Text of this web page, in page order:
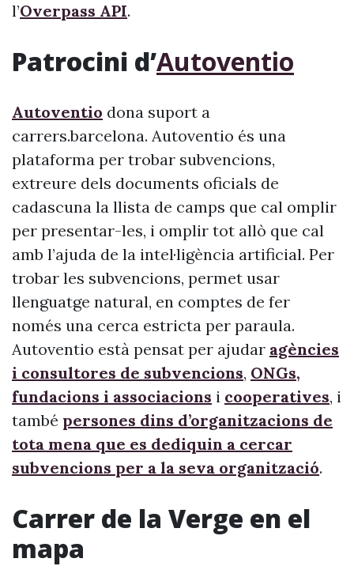
l’Overpass API.
Patrocini d’Autoventio
Autoventio dona suport a
carrers.barcelona. Autoventio és una
plataforma per trobar subvencions,
extreure dels documents oficials de
cadascuna la llista de camps que cal omplir
per presentar-les, i omplir tot allò que cal
amb l’ajuda de la intel·ligència artificial. Per
trobar les subvencions, permet usar
llenguatge natural, en comptes de fer
només una cerca estricta per paraula.
Autoventio està pensat per ajudar agències
i consultores de subvencions, ONGs,
fundacions i associacions i cooperatives, i
també persones dins d’organitzacions de
tota mena que es dediquin a cercar
subvencions per a la seva organització.
Carrer de la Verge en el
mapa